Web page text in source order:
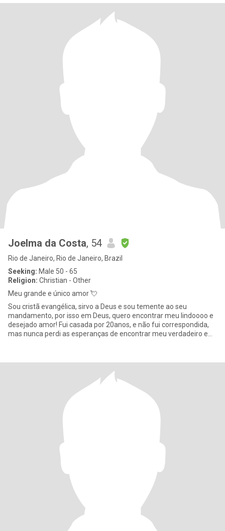
Joelma da Costa, 54
Rio de Janeiro, Rio de Janeiro, Brazil
Seeking: Male 50 - 65
Religion: Christian - Other
Meu grande e único amor 💘
Sou cristã evangélica, sirvo a Deus e sou temente ao seu
mandamento, por isso em Deus, quero encontrar meu lindoooo e
desejado amor! Fui casada por 20anos, e não fui correspondida,
mas nunca perdi as esperanças de encontrar meu verdadeiro e